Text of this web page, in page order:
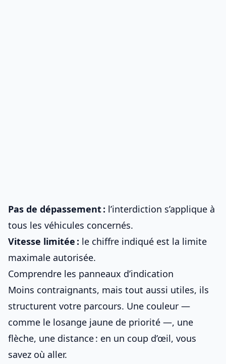
Pas de dépassement : l’interdiction s’applique à
tous les véhicules concernés.
Vitesse limitée : le chiffre indiqué est la limite
maximale autorisée.
Comprendre les panneaux d’indication
Moins contraignants, mais tout aussi utiles, ils
structurent votre parcours. Une couleur —
comme le losange jaune de priorité —, une
flèche, une distance : en un coup d’œil, vous
savez où aller.